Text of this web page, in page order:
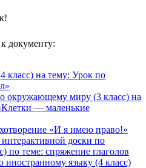
документу:
класс) на тему: Урок по
окружающему миру (3 класс) на
— маленькие
«И я имею право!»
доски по
по теме: спряжение глаголов
иностранному языку (4 класс)